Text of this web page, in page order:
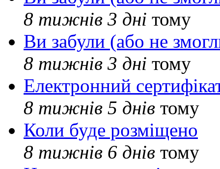
8 тижнів 3 дні тому
Ви забули (або не
8 тижнів 3 дні тому
Електронний
8 тижнів 5 днів тому
Коли буде розміщено
8 тижнів 6 днів тому